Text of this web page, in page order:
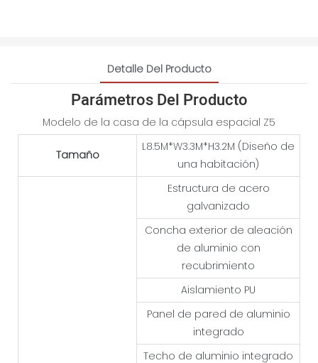
Detalle Del Producto
Parámetros Del Producto
Modelo de la casa de la cápsula espacial Z5
Tamaño
L8.5M*W3.3M*H3.2M (Diseño de
una habitación)
Estructura de acero
galvanizado
Concha exterior de aleación
de aluminio con
recubrimiento
Aislamiento PU
Panel de pared de aluminio
integrado
Techo de aluminio integrado